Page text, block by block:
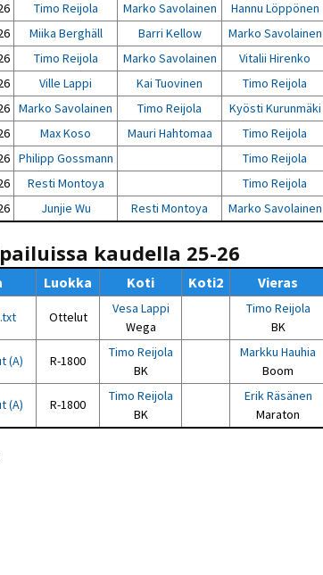
Timo Reijola Marko Savolainen Hannu Löppönen
Miika Berghäll Barri Kellow Marko Savolainen
Timo Reijola Marko Savolainen Vitalii Hirenko
Ville Lappi Kai Tuovinen Timo Reijola
Marko Savolainen Timo Reijola Kyösti Kurunmäki
Max Koso Mauri Hahtomaa Timo Reijola
Philipp Gossmann Timo Reijola
Resti Montoya Timo Reijola
Junjie Wu Resti Montoya Marko Savolainen
kaudella 25-26
Luokka Koti Koti2 Vieras
Ottelut
Vesa Lappi
Wega
Timo Reijola
BK
(A) R-1800
Timo Reijola
BK
Markku Hauhia
Boom
(A) R-1800
Timo Reijola
BK
Erik Räsänen
Maraton